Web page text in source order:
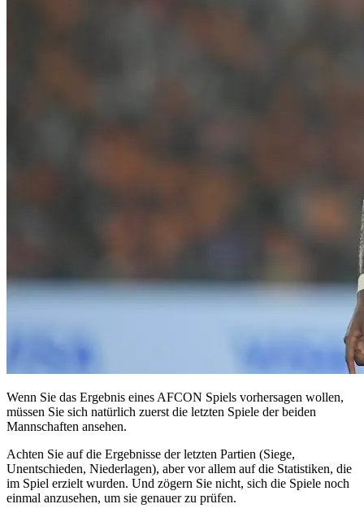
Wenn Sie das Ergebnis eines AFCON Spiels vorhersagen wollen,
müssen Sie sich natürlich zuerst die letzten Spiele der beiden
Mannschaften ansehen.
Achten Sie auf die Ergebnisse der letzten Partien (Siege,
Unentschieden, Niederlagen), aber vor allem auf die Statistiken, die
im Spiel erzielt wurden. Und zögern Sie nicht, sich die Spiele noch
einmal anzusehen, um sie genauer zu prüfen.